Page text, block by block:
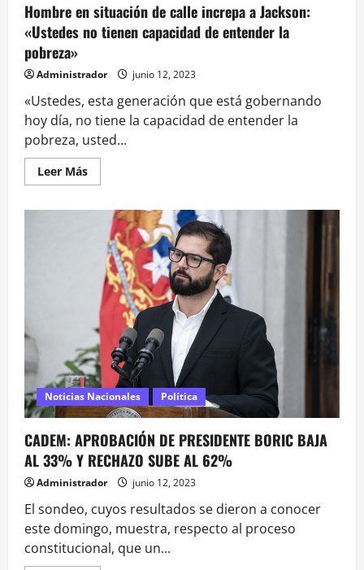
Hombre en situación de calle increpa a Jackson:
«Ustedes no tienen capacidad de entender la
pobreza»
Administrador junio 12, 2023
«Ustedes, esta generación que está gobernando
hoy día, no tiene la capacidad de entender la
pobreza, usted...
Leer MásLeer
más
Hombre
situación
calle
increpa
Jackson:
«Ustedes
tienen
capacidad
de
entender
la
pobreza»
Noticias Nacionales Política
CADEM: APROBACIÓN DE PRESIDENTE BORIC BAJA
AL 33% Y RECHAZO SUBE AL 62%
Administrador junio 12, 2023
El sondeo, cuyos resultados se dieron a conocer
este domingo, muestra, respecto al proceso
constitucional, que un...